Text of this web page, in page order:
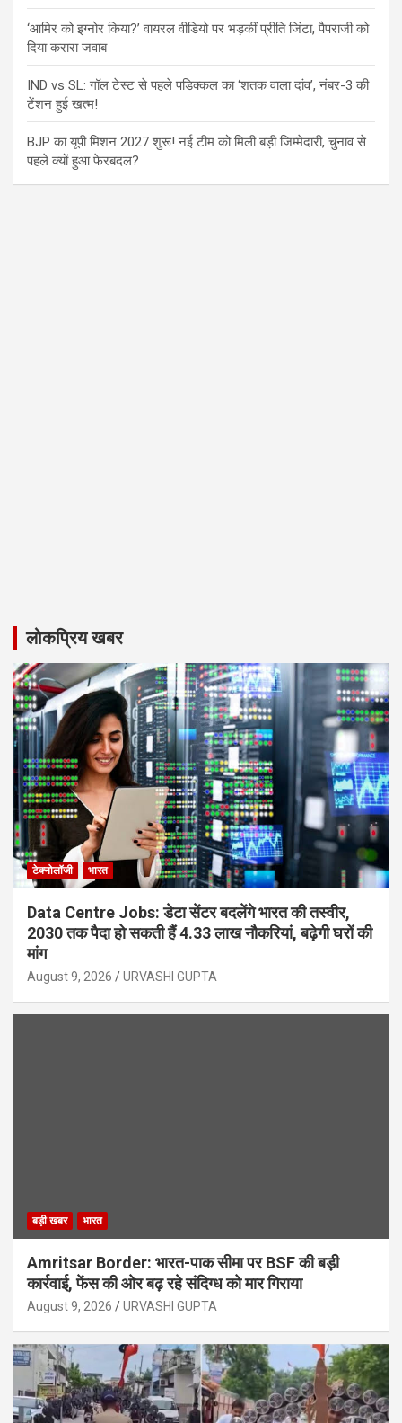
‘आमिर को इग्नोर किया?’ वायरल वीडियो पर भड़कीं प्रीति जिंटा, पैपराजी को
दिया करारा जवाब
IND vs SL: गॉल टेस्ट से पहले पडिक्कल का ‘शतक वाला दांव’, नंबर-3 की
टेंशन हुई खत्म!
BJP का यूपी मिशन 2027 शुरू! नई टीम को मिली बड़ी जिम्मेदारी, चुनाव से
पहले क्यों हुआ फेरबदल?
लोकप्रिय खबर
टेक्नोलॉजी भारत
Data Centre Jobs: डेटा सेंटर बदलेंगे भारत की तस्वीर,
2030 तक पैदा हो सकती हैं 4.33 लाख नौकरियां, बढ़ेगी घरों की
मांग
August 9, 2026 URVASHI GUPTA
बड़ी खबर भारत
Amritsar Border: भारत-पाक सीमा पर BSF की बड़ी
कार्रवाई, फेंस की ओर बढ़ रहे संदिग्ध को मार गिराया
August 9, 2026 URVASHI GUPTA